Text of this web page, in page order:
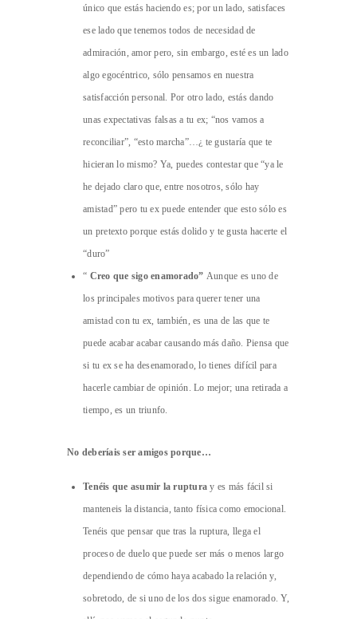
único que estás haciendo es; por un lado, satisfaces
ese lado que tenemos todos de necesidad de
admiración, amor pero, sin embargo, esté es un lado
algo egocéntrico, sólo pensamos en nuestra
satisfacción personal. Por otro lado, estás dando
unas expectativas falsas a tu ex; “nos vamos a
reconciliar”, “esto marcha”…¿ te gustaría que te
hicieran lo mismo? Ya, puedes contestar que “ya le
he dejado claro que, entre nosotros, sólo hay
amistad” pero tu ex puede entender que esto sólo es
un pretexto porque estás dolido y te gusta hacerte el
“duro”
“ Creo que sigo enamorado” Aunque es uno de
los principales motivos para querer tener una
amistad con tu ex, también, es una de las que te
puede acabar acabar causando más daño. Piensa que
si tu ex se ha desenamorado, lo tienes difícil para
hacerle cambiar de opinión. Lo mejor; una retirada a
tiempo, es un triunfo.
No deberíais ser amigos porque…
Tenéis que asumir la ruptura y es más fácil si
manteneis la distancia, tanto física como emocional.
Tenéis que pensar que tras la ruptura, llega el
proceso de duelo que puede ser más o menos largo
dependiendo de cómo haya acabado la relación y,
sobretodo, de si uno de los dos sigue enamorado. Y,